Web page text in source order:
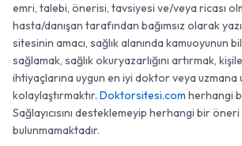
emri, talebi, önerisi, tavsiyesi ve/veya ricası
hasta/danışan tarafından bağımsız olarak
sitesinin amacı, sağlık alanında kamuoyunun
sağlamak, sağlık okuryazarlığını artırmak,
ihtiyaçlarına uygun en iyi doktor veya uzmana
kolaylaştırmaktır. Doktorsitesi.com herhangi
Sağlayıcısını desteklemeyip herhangi bir
bulunmamaktadır.